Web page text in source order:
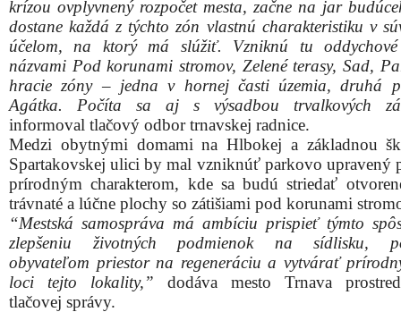
krízou ovplyvnený rozpočet mesta, začne na jar
dostane každá z týchto zón vlastnú charakteristiku v
účelom, na ktorý má slúžiť. Vzniknú tu
názvami Pod korunami stromov, Zelené terasy, Sad,
hracie zóny – jedna v hornej časti územia, druhá
Agátka. Počíta sa aj s výsadbou trvalkových
informoval tlačový odbor trnavskej radnice.
Medzi obytnými domami na Hlbokej a základnou
Spartakovskej ulici by mal vzniknúť parkovo upravený
prírodným charakterom, kde sa budú striedať
trávnaté a lúčne plochy so zátišiami pod korunami
“Mestská samospráva má ambíciu prispieť týmto
zlepšeniu životných podmienok na sídlisku,
obyvateľom priestor na regeneráciu a vytvárať
loci tejto lokality,” dodáva mesto Trnava
tlačovej správy.